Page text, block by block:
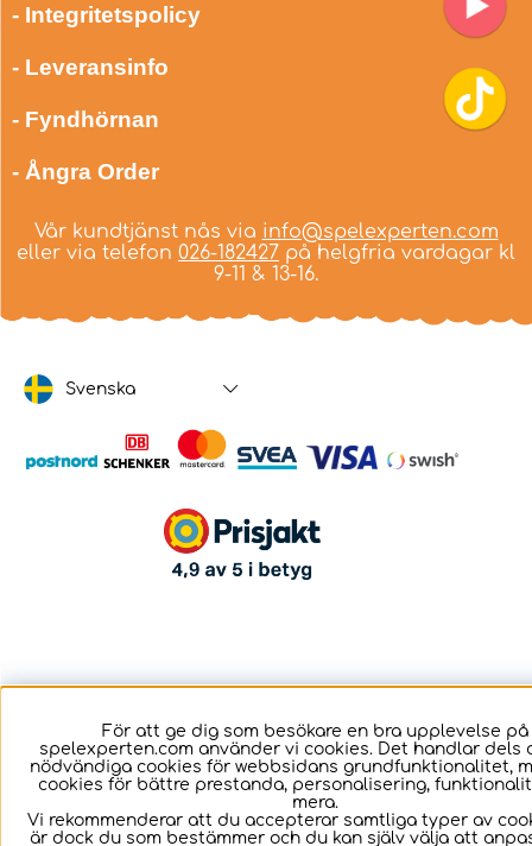
- Integritetspolicy
- Leveransinfo
- Fyndhörnan
- Ångra Order
Vår kundtjänst nås via info@spelexperten.com
eller via telefon 026-182427 på helgfria vardagar kl
9-11 & 13-16.
Svenska
För att ge dig som besökare en bra upplevelse på
spelexperten.com använder vi cookies. Det handlar dels
nödvändiga cookies för webbsidans grundfunktionalitet,
cookies för bättre prestanda, personalisering,
mera.
Vi rekommenderar att du accepterar samtliga typer av
är dock du som bestämmer och du kan själv välja att